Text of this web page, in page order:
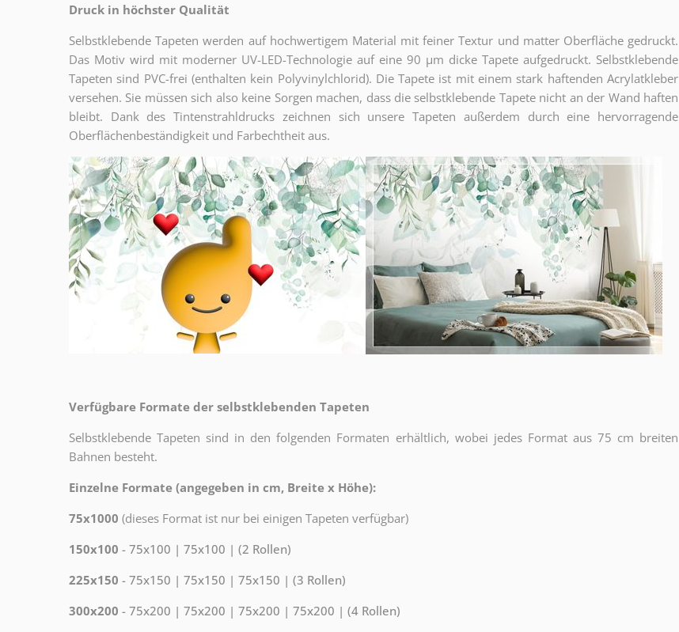
Druck in höchster Qualität
Selbstklebende Tapeten werden auf hochwertigem Material mit feiner Textur und matter Oberfläche gedruckt.
Das Motiv wird mit moderner UV-LED-Technologie auf eine 90 µm dicke Tapete aufgedruckt. Selbstklebende
Tapeten sind PVC-frei (enthalten kein Polyvinylchlorid). Die Tapete ist mit einem stark haftenden Acrylatkleber
versehen. Sie müssen sich also keine Sorgen machen, dass die selbstklebende Tapete nicht an der Wand haften
bleibt. Dank des Tintenstrahldrucks zeichnen sich unsere Tapeten außerdem durch eine hervorragende
Oberflächenbeständigkeit und Farbechtheit aus.
Verfügbare Formate der selbstklebenden Tapeten
Selbstklebende Tapeten sind in den folgenden Formaten erhältlich, wobei jedes Format aus 75 cm breiten
Bahnen besteht.
Einzelne Formate (angegeben in cm, Breite x Höhe):
75x1000 (dieses Format ist nur bei einigen Tapeten verfügbar)
150x100 - 75x100 | 75x100 | (2 Rollen)
225x150 - 75x150 | 75x150 | 75x150 | (3 Rollen)
300x200 - 75x200 | 75x200 | 75x200 | 75x200 | (4 Rollen)